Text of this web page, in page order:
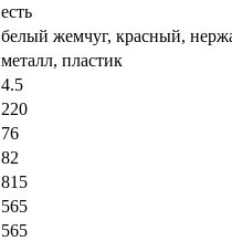
есть
белый жемчуг, красный,
металл, пластик
4.5
220
76
82
815
565
565